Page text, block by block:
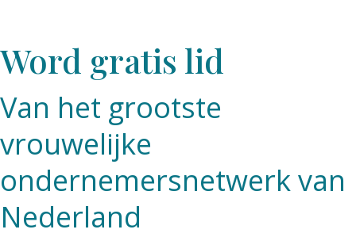
Word gratis lid
Van het grootste
vrouwelijke
ondernemersnetwerk van
Nederland